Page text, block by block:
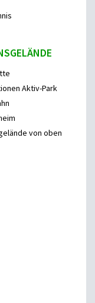
Aktiv-Park
von oben